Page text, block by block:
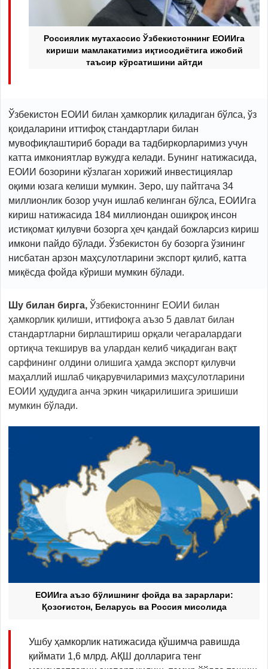
Россиялик мутахассис Ўзбекистоннинг ЕОИИга
кириши мамлакатимиз иқтисодиётига ижобий
таъсир кўрсатишини айтди
Ўзбекистон ЕОИИ билан ҳамкорлик қиладиган бўлса, ўз
қоидаларини иттифоқ стандартлари билан
мувофиқлаштириб боради ва тадбиркорларимиз учун
катта имкониятлар вужудга келади. Бунинг натижасида,
ЕОИИ бозорини кўзлаган хорижий инвестициялар
оқими юзага келиши мумкин. Зеро, шу пайтгача 34
миллионлик бозор учун ишлаб келинган бўлса, ЕОИИга
кириш натижасида 184 миллиондан ошиқроқ инсон
истиқомат қилувчи бозорга ҳеч қандай божларсиз кириш
имкони пайдо бўлади. Ўзбекистон бу бозорга ўзининг
нисбатан арзон маҳсулотларини экспорт қилиб, катта
миқёсда фойда кўриши мумкин бўлади.
Шу билан бирга, Ўзбекистоннинг ЕОИИ билан
ҳамкорлик қилиши, иттифоқга аъзо 5 давлат билан
стандартларни бирлаштириш орқали чегаралардаги
ортиқча текширув ва улардан келиб чиқадиган вақт
сарфининг олдини олишига ҳамда экспорт қилувчи
маҳаллий ишлаб чиқарувчиларимиз маҳсулотларини
ЕОИИ ҳудудига анча эркин чиқарилишига эришиши
мумкин бўлади.
ЕОИИга аъзо бўлишнинг фойда ва зарарлари:
Қозоғистон, Беларусь ва Россия мисолида
Ушбу ҳамкорлик натижасида қўшимча равишда
қиймати 1,6 млрд. АҚШ долларига тенг